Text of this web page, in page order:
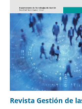
Revista Gestión de